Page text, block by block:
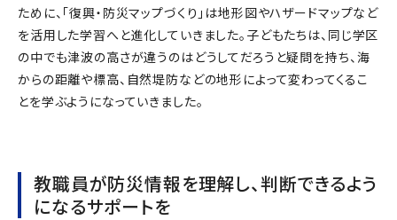
ために、「復興・防災マップづくり」は地形図やハザードマップなど
を活用した学習へと進化していきました。子どもたちは、同じ学区
の中でも津波の高さが違うのはどうしてだろうと疑問を持ち、海
からの距離や標高、自然堤防などの地形によって変わってくるこ
とを学ぶようになっていきました。
教職員が防災情報を理解し、判断できるよう
になるサポートを